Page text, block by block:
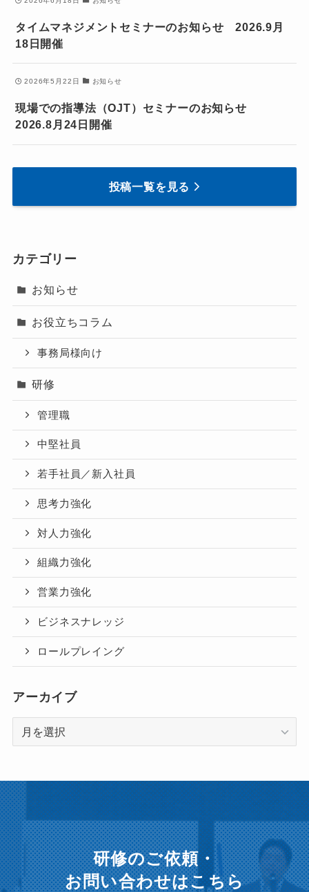
タイムマネジメントセミナーのお知らせ 2026.9月
18日開催
2026年5月22日 お知らせ
現場での指導法（OJT）セミナーのお知らせ
2026.8月24日開催
投稿一覧を見る
カテゴリー
お知らせ
お役立ちコラム
事務局様向け
研修
管理職
中堅社員
若手社員／新入社員
思考力強化
対人力強化
組織力強化
営業力強化
ビジネスナレッジ
ロールプレイング
アーカイブ
ー
イ
ブ
研修のご依頼・
お問い合わせはこちら